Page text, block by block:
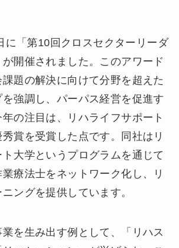
に「第10回クロスセクターリーダ
開催されました。このアワード
題の解決に向けて分野を超えた
を強調し、パーパス経営を促進す
の注目は、リハライフサポート
秀賞を受賞した点です。同社はリ
大学というプログラムを通じて
療法士をネットワーク化し、リ
ングを提供しています。
を生み出す例として、「リハス